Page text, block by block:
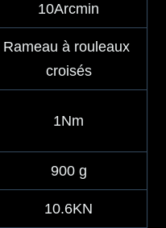
10Arcmin
Rameau à rouleaux
croisés
1Nm
900 g
10.6KN